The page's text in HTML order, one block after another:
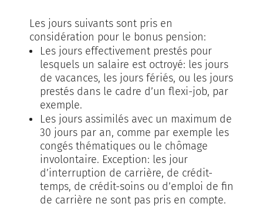
Les jours suivants sont pris en
considération pour le bonus pension:
Les jours effectivement prestés pour
lesquels un salaire est octroyé: les jours
de vacances, les jours fériés, ou les jours
prestés dans le cadre d’un flexi-job, par
exemple.
Les jours assimilés avec un maximum de
30 jours par an, comme par exemple les
congés thématiques ou le chômage
involontaire. Exception: les jour
d’interruption de carrière, de crédit-
temps, de crédit-soins ou d’emploi de fin
de carrière ne sont pas pris en compte.